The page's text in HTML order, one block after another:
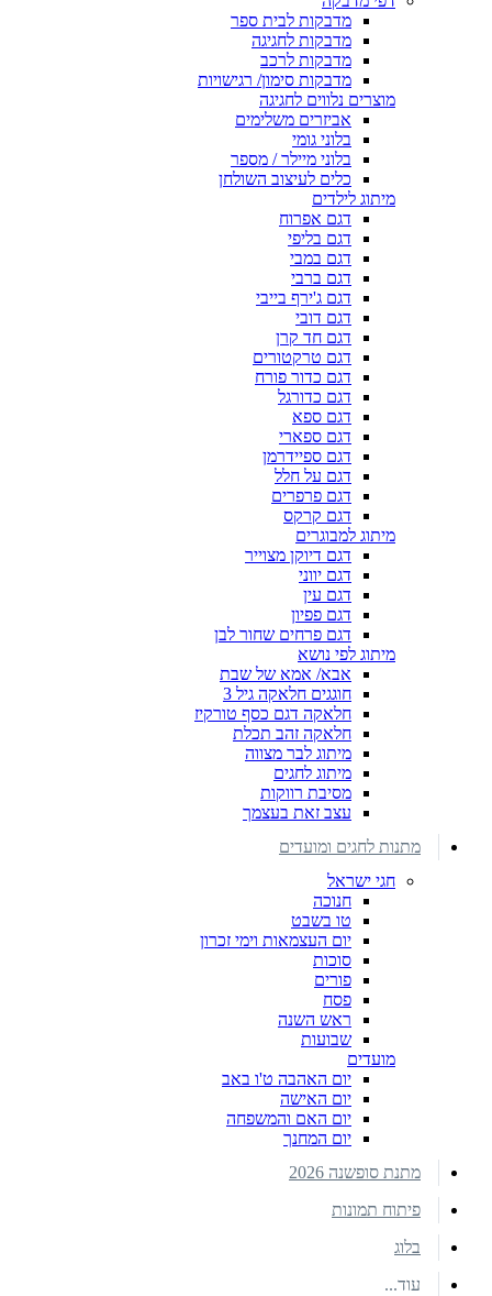
מדבקות לבית ספר
מדבקות לחגיגה
מדבקות לרכב
מדבקות סימון/ רגישויות
מוצרים נלווים לחגיגה
אביזרים משלימים
בלוני גומי
בלוני מיילר / מספר
כלים לעיצוב השולחן
מיתוג לילדים
דגם אפרוח
דגם בליפי
דגם במבי
דגם ברבי
דגם ג'ירף בייבי
דגם דובי
דגם חד קרן
דגם טרקטורים
דגם כדור פורח
דגם כדורגל
דגם ספא
דגם ספארי
דגם ספיידרמן
דגם על חלל
דגם פרפרים
דגם קרקס
מיתוג למבוגרים
דגם דיוקן מצוייר
דגם יווני
דגם עין
דגם פפיון
דגם פרחים שחור לבן
מיתוג לפי נושא
אבא/ אמא של שבת
חוגגים חלאקה גיל 3
חלאקה דגם כסף טורקיז
חלאקה זהב תכלת
מיתוג לבר מצווה
מיתוג לחגים
מסיבת רווקות
עצב זאת בעצמך
מתנות לחגים ומועדים
חגי ישראל
חנוכה
טו בשבט
יום העצמאות וימי זכרון
סוכות
פורים
פסח
ראש השנה
שבועות
מועדים
יום האהבה ט'ו באב
יום האישה
יום האם והמשפחה
יום המחנך
מתנת סופשנה 2026
פיתוח תמונות
בלוג
עוד...